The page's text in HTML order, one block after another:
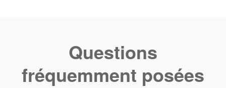
Questions
fréquemment posées